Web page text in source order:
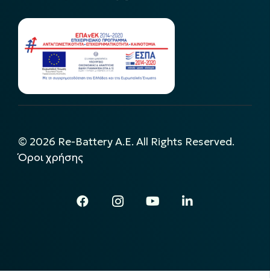
© 2026 Re-Battery A.E. All Rights Reserved.
Όροι χρήσης